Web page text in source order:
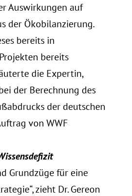
Auswirkungen auf
der Ökobilanzierung.
bereits in
bereits
die Expertin,
der Berechnung des
der deutschen
von WWF
Grundzüge für eine
zieht Dr. Gereon